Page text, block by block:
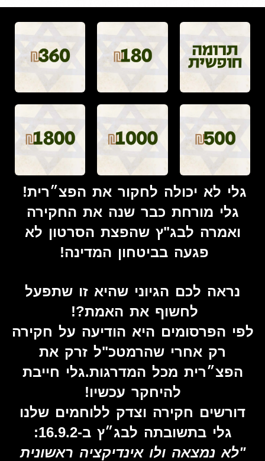
גלי לא יכולה לחקור את הפצ״רית!
גלי מורחת כבר שנה את החקירה
ואמרה לבג"ץ שהפצת הסרטון לא
פגעה בביטחון המדינה!
נראה לכם הגיוני שהיא זו שתפעל
לחשוף את האמת?!
לפי הפרסומים היא הודיעה על חקירה
רק אחרי שהרמטכ"ל זרק את
הפצ״רית מכל המדרגות.גלי חייבת
להיחקר עכשיו!
דורשים חקירה וצדק ללוחמים שלנו
גלי בתשובתה לבג״ץ ב-16.9.2:
"לא נמצאה ולו אינדיקציה ראשונית